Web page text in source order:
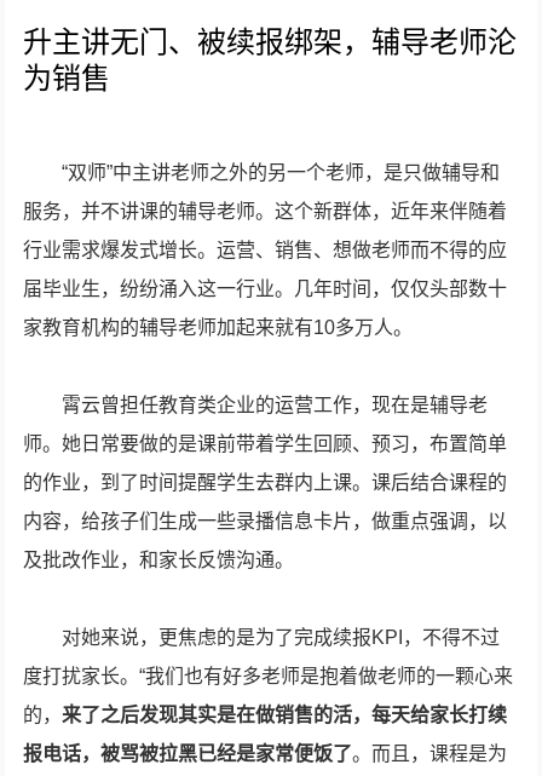
升主讲无门、被续报绑架，辅导老师沦
为销售
“双师”中主讲老师之外的另一个老师，是只做辅导和
服务，并不讲课的辅导老师。这个新群体，近年来伴随着
行业需求爆发式增长。运营、销售、想做老师而不得的应
届毕业生，纷纷涌入这一行业。几年时间，仅仅头部数十
家教育机构的辅导老师加起来就有10多万人。
霄云曾担任教育类企业的运营工作，现在是辅导老
师。她日常要做的是课前带着学生回顾、预习，布置简单
的作业，到了时间提醒学生去群内上课。课后结合课程的
内容，给孩子们生成一些录播信息卡片，做重点强调，以
及批改作业，和家长反馈沟通。
对她来说，更焦虑的是为了完成续报KPI，不得不过
度打扰家长。“我们也有好多老师是抱着做老师的一颗心来
的， 来了之后发现其实是在做销售的活，每天给家长打续
报电话，被骂被拉黑已经是家常便饭了。而且，课程是为